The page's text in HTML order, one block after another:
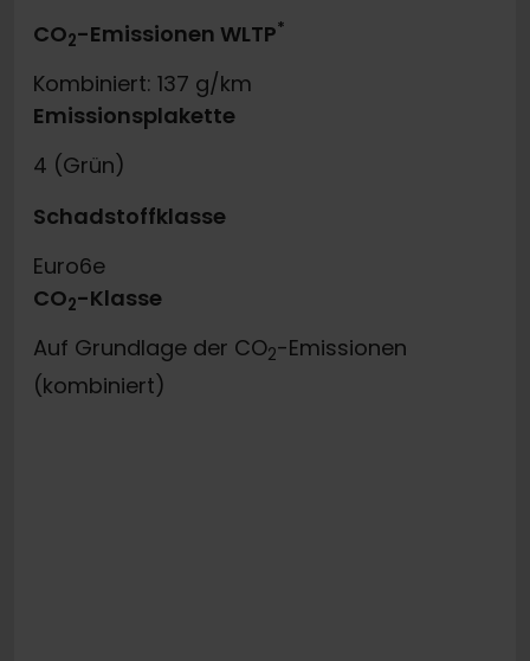
CO2-Emissionen WLTP*
Kombiniert: 137 g/km
Emissionsplakette
4 (Grün)
Schadstoffklasse
Euro6e
CO2-Klasse
Auf Grundlage der CO2-Emissionen
(kombiniert)